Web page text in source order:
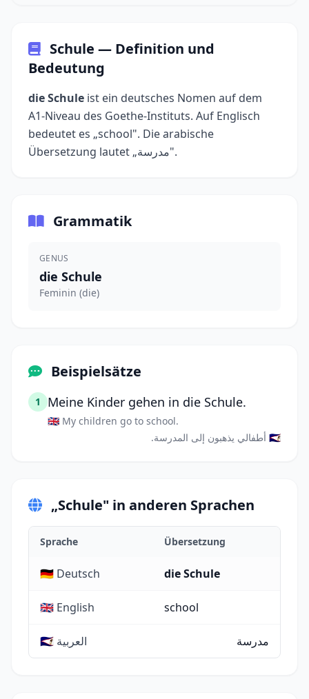
Schule — Definition und
Bedeutung
die Schule ist ein deutsches Nomen auf dem
A1-Niveau des Goethe-Instituts. Auf Englisch
bedeutet es „school". Die arabische
Übersetzung lautet „مدرسة".
Grammatik
GENUS
die Schule
Feminin (die)
Beispielsätze
1 Meine Kinder gehen in die Schule.
🇬🇧 My children go to school.
🇸🇦 أطفالي يذهبون إلى المدرسة.
„Schule" in anderen Sprachen
Sprache Übersetzung
🇩🇪 Deutsch die Schule
🇬🇧 English school
🇸🇦 العربية مدرسة